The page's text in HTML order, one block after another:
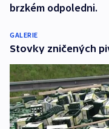
brzkém odpoledni.
GALERIE
Stovky zničených